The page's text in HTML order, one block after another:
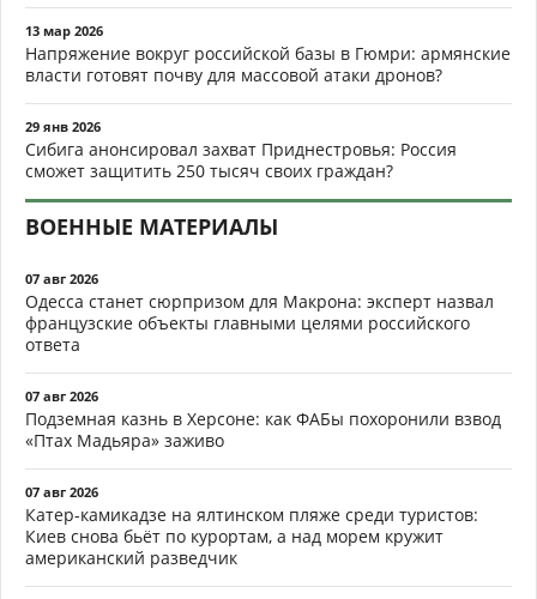
13 мар 2026
Напряжение вокруг российской базы в Гюмри: армянские
власти готовят почву для массовой атаки дронов?
29 янв 2026
Сибига анонсировал захват Приднестровья: Россия
сможет защитить 250 тысяч своих граждан?
ВОЕННЫЕ МАТЕРИАЛЫ
07 авг 2026
Одесса станет сюрпризом для Макрона: эксперт назвал
французские объекты главными целями российского
ответа
07 авг 2026
Подземная казнь в Херсоне: как ФАБы похоронили взвод
«Птах Мадьяра» заживо
07 авг 2026
Катер-камикадзе на ялтинском пляже среди туристов:
Киев снова бьёт по курортам, а над морем кружит
американский разведчик